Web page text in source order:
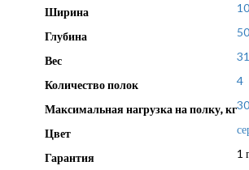
Ширина
Глубина
Вес
Количество полок 4
Максимальная нагрузка на полку, кг
Цвет
Гарантия
1